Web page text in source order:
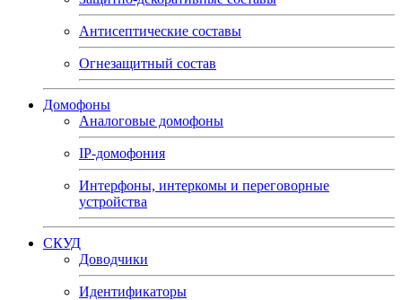
Антисептические составы
Огнезащитный состав
Домофоны
Аналоговые домофоны
IP-домофония
Интерфоны, интеркомы и переговорные
устройства
СКУД
Доводчики
Идентификаторы